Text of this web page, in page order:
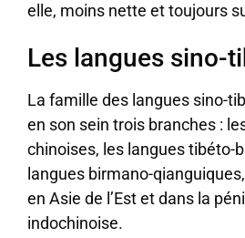
elle, moins nette et toujours
Les langues sino-
La famille des langues sino-
en son sein trois branches :
chinoises, les langues tibéto-
langues birmano-
en Asie de l’Est et dans la
indochinoise.